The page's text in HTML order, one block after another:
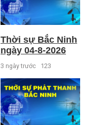
Thời sự Bắc Ninh
ngày 04-8-2026
3 ngày trước 123